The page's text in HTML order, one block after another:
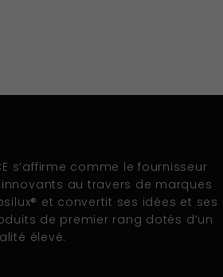
s’affirme comme le fournisseur
au travers de marques
et convertit ses idées et ses
de premier rang dotés d’un
élevé.